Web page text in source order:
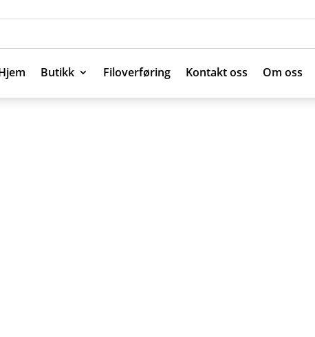
Butikk Filoverføring Kontakt oss Om oss
Butikk Filoverføring Kontakt oss Om oss